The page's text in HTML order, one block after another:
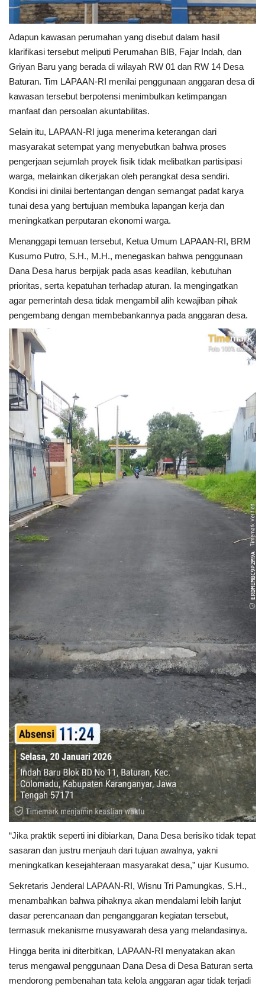
Sumbar
Kepri
Pariwisata
Sulawesi Utara (Sulut)
Pendidikan
Opini
Rubrik
Adapun kawasan perumahan yang disebut dalam hasil
klarifikasi tersebut meliputi Perumahan BIB, Fajar Indah, dan
Griyan Baru yang berada di wilayah RW 01 dan RW 14 Desa
Baturan. Tim LAPAAN-RI menilai penggunaan anggaran desa di
kawasan tersebut berpotensi menimbulkan ketimpangan
manfaat dan persoalan akuntabilitas.
Selain itu, LAPAAN-RI juga menerima keterangan dari
masyarakat setempat yang menyebutkan bahwa proses
pengerjaan sejumlah proyek fisik tidak melibatkan partisipasi
warga, melainkan dikerjakan oleh perangkat desa sendiri.
Kondisi ini dinilai bertentangan dengan semangat padat karya
tunai desa yang bertujuan membuka lapangan kerja dan
meningkatkan perputaran ekonomi warga.
Menanggapi temuan tersebut, Ketua Umum LAPAAN-RI, BRM
Kusumo Putro, S.H., M.H., menegaskan bahwa penggunaan
Dana Desa harus berpijak pada asas keadilan, kebutuhan
prioritas, serta kepatuhan terhadap aturan. Ia mengingatkan
agar pemerintah desa tidak mengambil alih kewajiban pihak
pengembang dengan membebankannya pada anggaran desa.
“Jika praktik seperti ini dibiarkan, Dana Desa berisiko tidak tepat
sasaran dan justru menjauh dari tujuan awalnya, yakni
meningkatkan kesejahteraan masyarakat desa,” ujar Kusumo.
Sekretaris Jenderal LAPAAN-RI, Wisnu Tri Pamungkas, S.H.,
menambahkan bahwa pihaknya akan mendalami lebih lanjut
dasar perencanaan dan penganggaran kegiatan tersebut,
termasuk mekanisme musyawarah desa yang melandasinya.
Hingga berita ini diterbitkan, LAPAAN-RI menyatakan akan
terus mengawal penggunaan Dana Desa di Desa Baturan serta
mendorong pembenahan tata kelola anggaran agar tidak terjadi